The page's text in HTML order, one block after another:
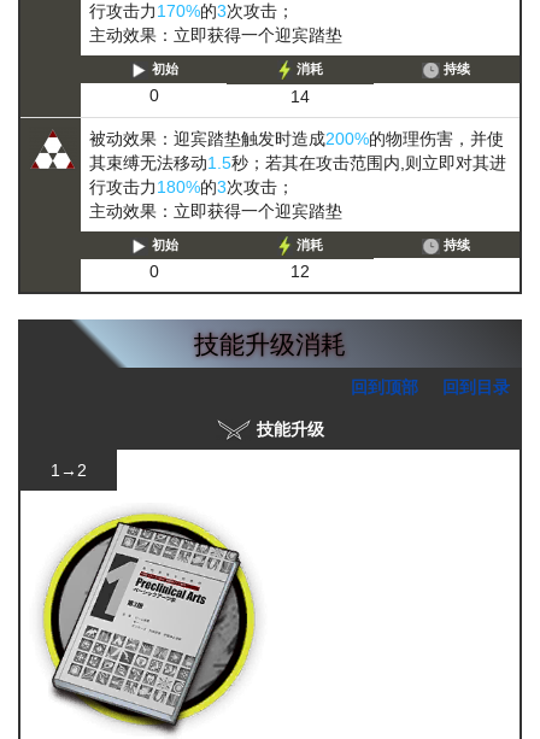
行攻击力170%的3次攻击；
主动效果：立即获得一个迎宾踏垫
初始
0
消耗
14
持续
被动效果：迎宾踏垫触发时造成200%的物理伤害，并使
其束缚无法移动1.5秒；若其在攻击范围内,则立即对其进
行攻击力180%的3次攻击；
主动效果：立即获得一个迎宾踏垫
初始
0
消耗
12
持续
技能升级消耗
回到顶部 回到目录
技能升级
1→2